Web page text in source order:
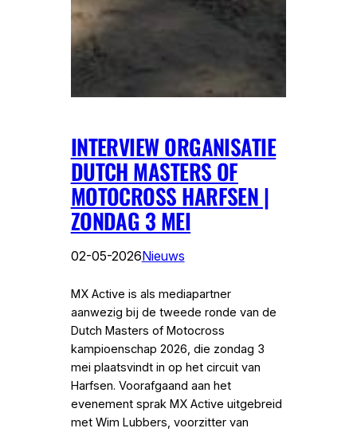
INTERVIEW ORGANISATIE
DUTCH MASTERS OF
MOTOCROSS HARFSEN |
ZONDAG 3 MEI
02-05-2026Nieuws
MX Active is als mediapartner
aanwezig bij de tweede ronde van de
Dutch Masters of Motocross
kampioenschap 2026, die zondag 3
mei plaatsvindt in op het circuit van
Harfsen. Voorafgaand aan het
evenement sprak MX Active uitgebreid
met Wim Lubbers, voorzitter van